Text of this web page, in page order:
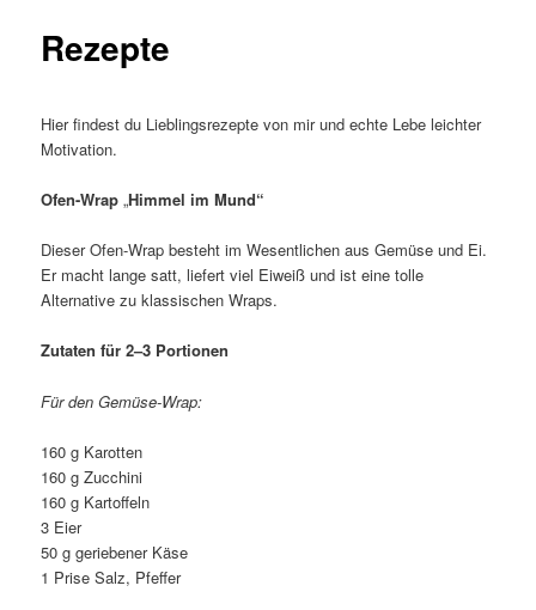
Rezepte
Hier findest du Lieblingsrezepte von mir und echte Lebe leichter
Motivation.
Ofen-Wrap „Himmel im Mund“
Dieser Ofen-Wrap besteht im Wesentlichen aus Gemüse und Ei.
Er macht lange satt, liefert viel Eiweiß und ist eine tolle
Alternative zu klassischen Wraps.
Zutaten für 2–3 Portionen
Für den Gemüse-Wrap:
160 g Karotten
160 g Zucchini
160 g Kartoffeln
3 Eier
50 g geriebener Käse
1 Prise Salz, Pfeffer